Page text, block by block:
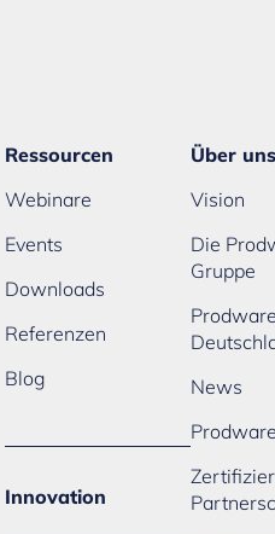
Ressourcen
Webinare
Events
Downloads
Referenzen
Blog
Innovation
Über uns
Vision
Die
Gruppe
News